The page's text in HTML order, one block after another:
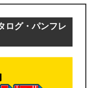
ログ・パンフレ